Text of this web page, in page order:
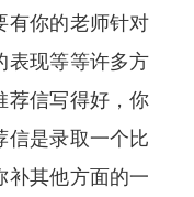
有你的老师针对
表现等等许多方
荐信写得好，你
信是录取一个比
补其他方面的一